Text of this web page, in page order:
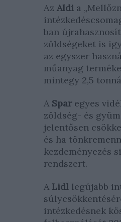
Az Aldi a
ban
zöldségeket is
az egyszer
műanyag
mintegy 2,5
A Sparegyes
zöldség- és
jelentősen
és ha
kezdeményezés
rendszert.
A Lidl legújabb
intézkedésnek